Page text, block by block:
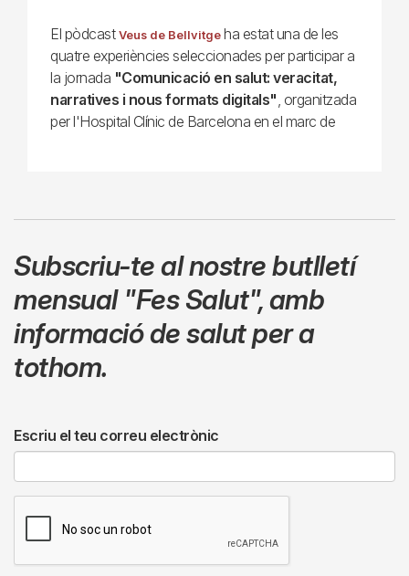
El pòdcast Veus de Bellvitgeha estat una de les
quatre experiències seleccionades per participar a
la jornada "Comunicació en salut: veracitat,
narratives i nous formats digitals" , organitzada
per l'Hospital Clínic de Barcelona en el marc de
Subscriu-te al nostre butlletí
mensual "Fes Salut",amb
informació de salut per a
tothom.
Escriu el teu correu electrònic